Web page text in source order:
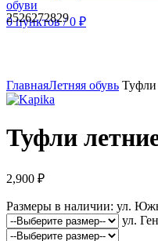
0пунктов / 0 ₽
2526272829
ГлавнаяЛетняя обувь Туфли
Туфли
2,900 ₽
Размеры в наличии: ул.
ул.